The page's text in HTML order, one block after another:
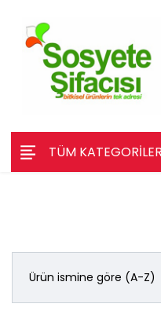
TÜM KATEGORİLER
Ürün ismine göre (A-Z)